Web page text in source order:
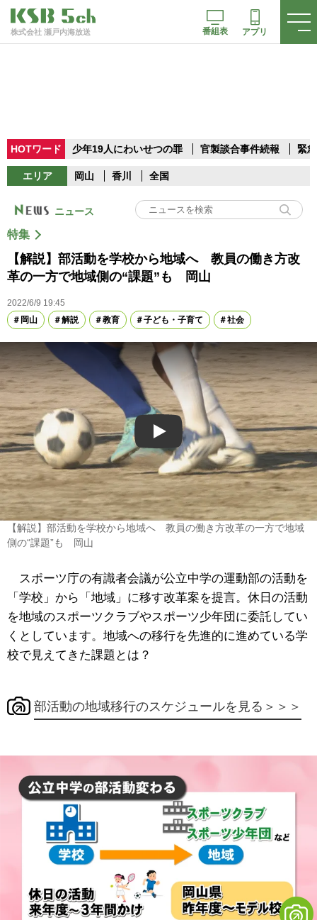
株式会社 瀬戸内海放送 番組表 アプリ
HOTワード 少年19人にわいせつの罪 官製談合事件続報 緊
エリア 岡山 香川 全国
ニュース
特集
【解説】部活動を学校から地域へ 教員の働き方改
革の一方で地域側の“課題”も 岡山
2022/6/9 19:45
岡山
解説 教育 子ども・子育て 社会
Play
【解説】部活動を学校から地域へ 教員の働き方改革の一方で地域
側の“課題”も 岡山
スポーツ庁の有識者会議が公立中学の運動部の活動を
「学校」から「地域」に移す改革案を提言。休日の活動
を地域のスポーツクラブやスポーツ少年団に委託してい
くとしています。地域への移行を先進的に進めている学
校で見えてきた課題とは？
部活動の地域移行のスケジュールを見る＞＞＞